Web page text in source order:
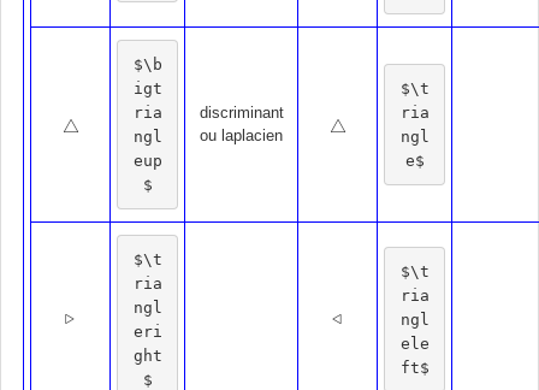
△
△
$\b
igt
ria
ngl
eup
$
discriminant
ou laplacien
△
△
$\t
ria
ngl
e$
▹
▹
$\t
ria
ngl
eri
ght
$
◃
◃
$\t
ria
ngl
ele
ft$